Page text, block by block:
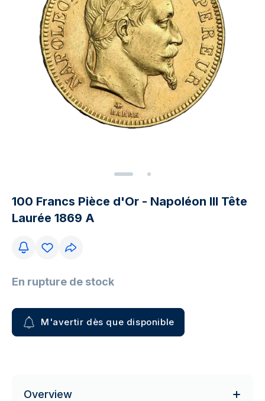
100 Francs Pièce d'Or - Napoléon III Tête
Laurée 1869 A
En rupture de stock
M'avertir dès que disponible
Overview